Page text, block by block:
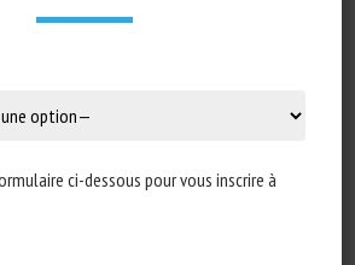
actualité du
Ministère de l’Agriculture
ci-dessous pour vous inscrire à